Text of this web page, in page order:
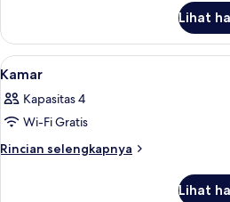
2
Tempat
Tidur
Twin,
balkon,
pemandangan
kolam
Kamar
Deluks,
1
Tidur
Double
2
Lihat
Lihat
semua
foto
untuk
Kamar
12
Kamar
Kapasitas 4
Wi-Fi Gratis
Rincian selengkapnya
Rincian
Lihat